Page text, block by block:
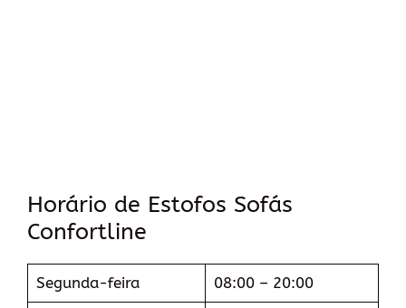
Horário de Estofos Sofás
Confortline
Segunda-feira 08:00 – 20:00